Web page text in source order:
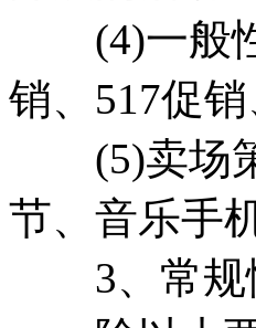
(4)一般性
销、517促
(5)卖场策
节、音乐手
3、常规